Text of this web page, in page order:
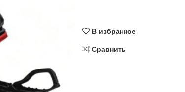
В избранное
Сравнить